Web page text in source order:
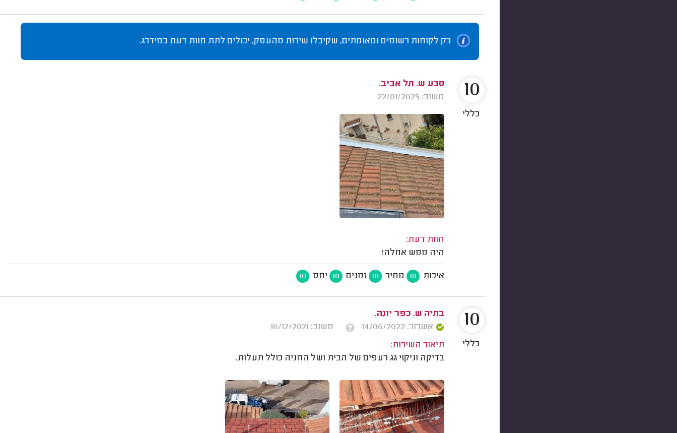
רק לקוחות רשומים ומאומתים, שקיבלו שירות מהעסק, יכולים לתת חוות דעת במידרג.
סבע ש. תל אביב.
משוב: 22/01/2025
חוות דעת:
היה ממש אחלה!
איכות 10 מחיר 10 זמנים 10 יחס 10
10
כללי
בתיה ש. כפר יונה.
אשרור: 14/06/2022
משוב: 16/12/2021
תיאור השירות:
בדיקה וניקוי גג רעפים של הבית ושל החניה כולל תעלות.
10
כללי